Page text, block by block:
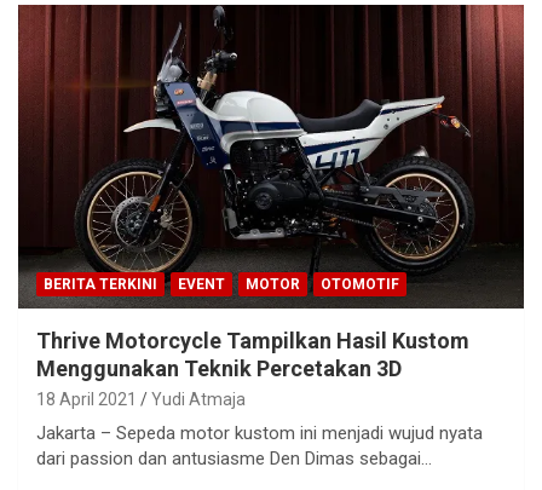
BERITA TERKINI EVENT MOTOR OTOMOTIF
Thrive Motorcycle Tampilkan Hasil Kustom
Menggunakan Teknik Percetakan 3D
18 April 2021 Yudi Atmaja
Jakarta – Sepeda motor kustom ini menjadi wujud nyata
dari passion dan antusiasme Den Dimas sebagai…